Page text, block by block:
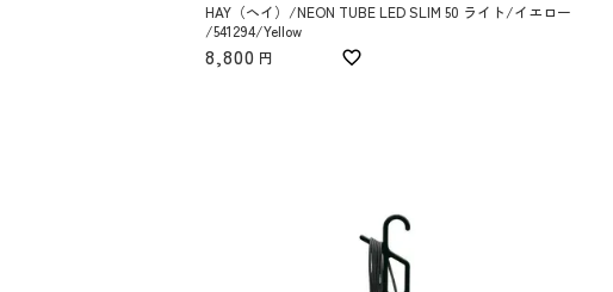
HAY（ヘイ）/NEON TUBE LED SLIM 50 ライト/イエロー
/541294/Yellow
8,800